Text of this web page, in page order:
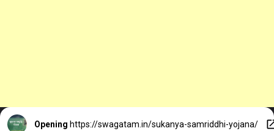
Opening https://swagatam.in/sukanya-samriddhi-yojana/